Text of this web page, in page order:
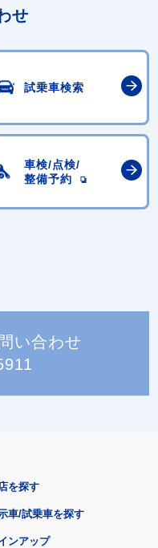
せ
試乗車検索
車検/点検/
整備予約
い合わせ
を探す
車/試乗車を探す
ンアップ